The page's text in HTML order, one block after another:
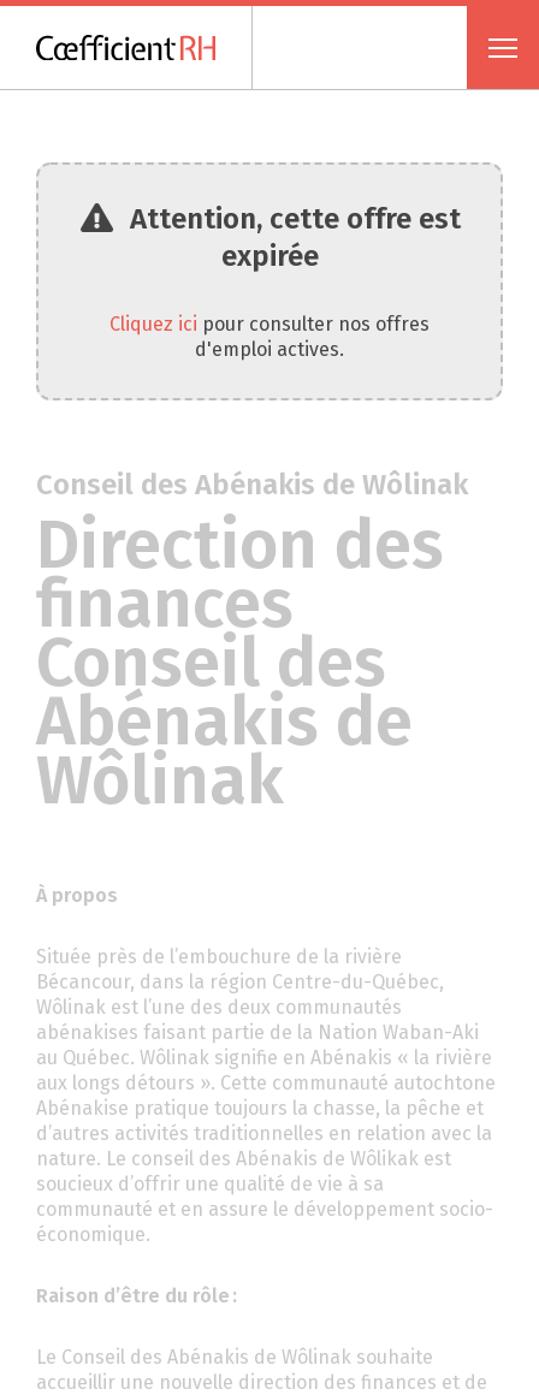
Attention, cette offre est
expirée
Cliquez ici pour consulter nos offres
d'emploi actives.
Conseil des Abénakis de Wôlinak
Direction des
finances
Conseil des
Abénakis de
Wôlinak
À propos
Située près de l’embouchure de la rivière
Bécancour, dans la région Centre-du-Québec,
Wôlinak est l’une des deux communautés
abénakises faisant partie de la Nation Waban-Aki
au Québec. Wôlinak signifie en Abénakis « la rivière
aux longs détours ». Cette communauté autochtone
Abénakise pratique toujours la chasse, la pêche et
d’autres activités traditionnelles en relation avec la
nature. Le conseil des Abénakis de Wôlikak est
soucieux d’offrir une qualité de vie à sa
communauté et en assure le développement socio-
économique.
Raison d’être du rôle :
Le Conseil des Abénakis de Wôlinak souhaite
accueillir une nouvelle direction des finances et de